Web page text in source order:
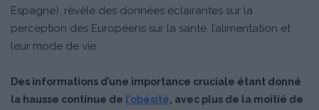
Espagne), révèle des données éclairantes sur la
perception des Européens sur la santé, l’alimentation et
leur mode de vie.
Des informations d’une importance cruciale étant donné
la hausse continue de l’obésité, avec plus de la moitié de